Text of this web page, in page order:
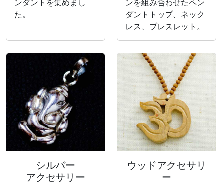
ンダントを集めまし
た。
ンを組み合わせたペン
ダントトップ、ネック
レス、ブレスレット。
シルバー
アクセサリー
ウッドアクセサリ
ー